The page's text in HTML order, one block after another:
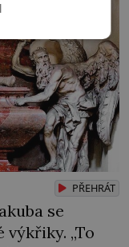
PŘEHRÁT
se
„To